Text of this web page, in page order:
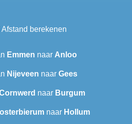
Afstand berekenen
Emmen naar Anloo
Nijeveen naar Gees
naar Burgum
naar Hollum